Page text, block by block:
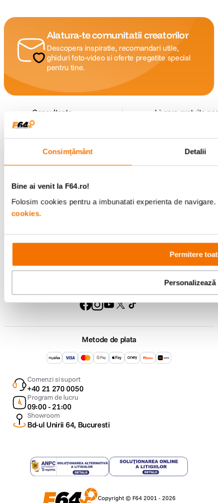
Consimțământ Detalii
Bine ai venit la F64.ro!
Folosim cookies pentru a imbunatati experienta de
cookies.
Permitere
Personalizează
Alatura-te comunitatii creatorilor
Descopera inspiratie, recomandari utile,
ghiduri foto-video si oferte pregatite special
pentru tine.
Consultanta
specializata
Livrare gratuita
Comenzi si livrare
Metode de plata
Comenzi si suport
+40 21 270 0050
Program de lucru
09:00 - 21:00
Showroom
Bd-ul Unirii 64, Bucuresti
Copyright © F64 2001 - 2026